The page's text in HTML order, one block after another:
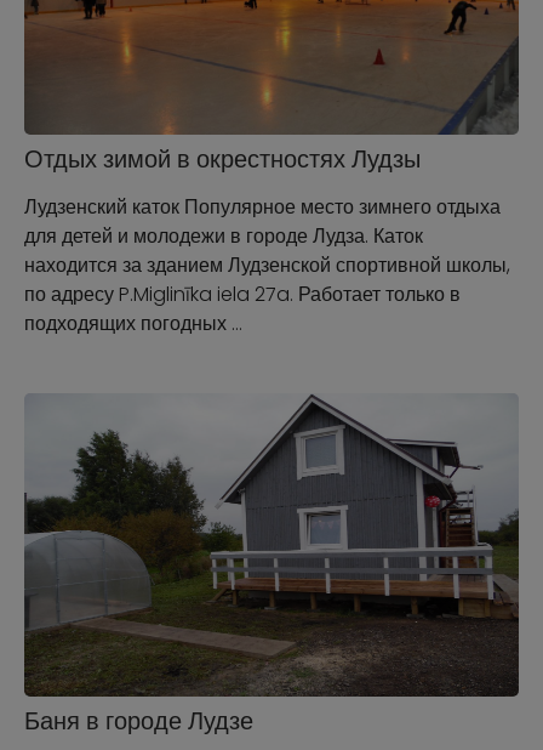
Отдых зимой в окрестностях Лудзы
Лудзенский каток Популярное место зимнего отдыха
для детей и молодежи в городе Лудза. Каток
находится за зданием Лудзенской спортивной школы,
по адресу P.Miglinīka iela 27a. Работает только в
подходящих погодных …
Баня в городе Лудзе